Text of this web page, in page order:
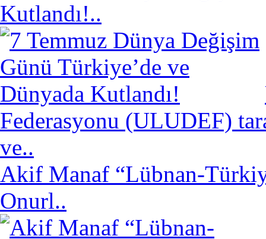
Kutlandı!..
Federasyonu (ULUDEF)
ve..
Akif Manaf “Lübnan-
Onurl..